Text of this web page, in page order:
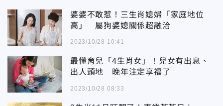
婆婆不敢惹！三生肖媳婦「家庭地位
高」 屬狗婆媳關係超融洽
2023/10/28 10:41
最懂育兒「4生肖女」！兒女有出息、
出人頭地 晚年注定享福了
2023/10/28 08:33